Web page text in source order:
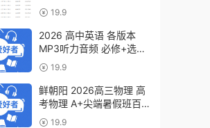
端班百度网盘下载
19.9
2026 高中英语 各版本
MP3听力音频 必修+选修
6.07GB百度网盘下载
19.9
鲜朝阳 2026高三物理 高
考物理 A+尖端暑假班百
度网盘下载
19.9